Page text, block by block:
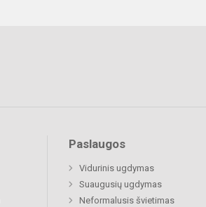
Paslaugos
Vidurinis ugdymas
Suaugusių ugdymas
Neformalusis švietimas